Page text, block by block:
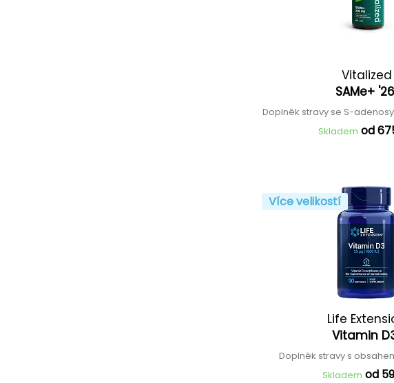
Vitalized
SAMe+ '26
Doplněk stravy se S-
Skladem od
Více velikostí
Life
Vitamin
Doplněk stravy s
Skladem od